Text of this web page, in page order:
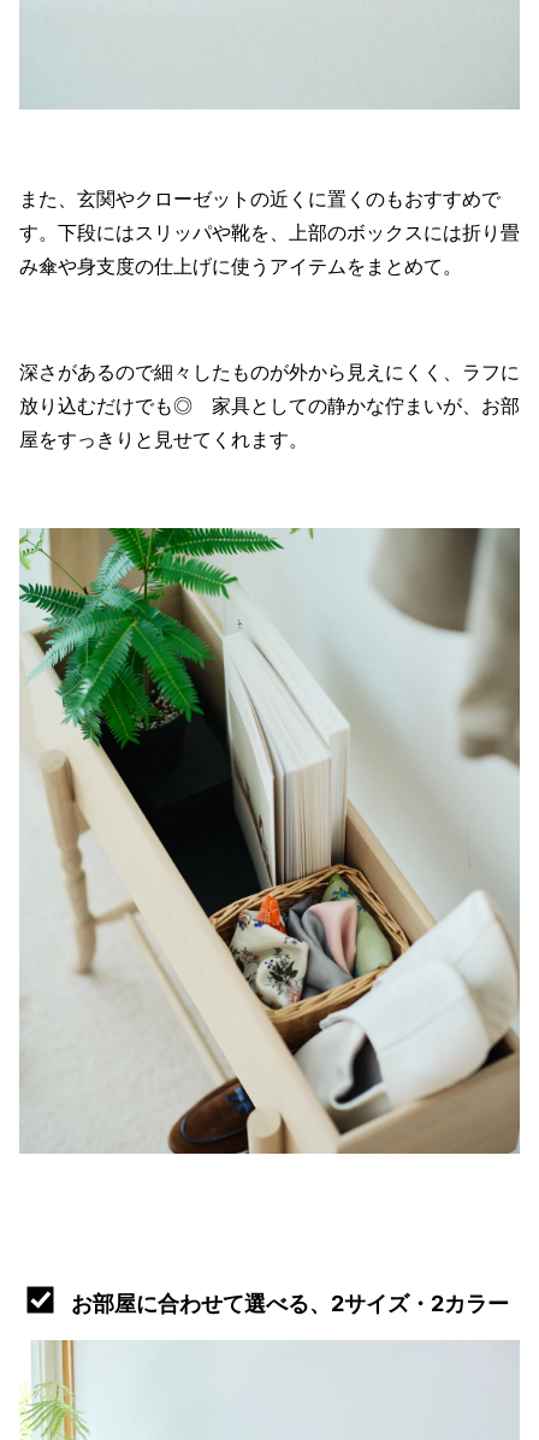
また、玄関やクローゼットの近くに置くのもおすすめで
す。下段にはスリッパや靴を、上部のボックスには折り畳
み傘や身支度の仕上げに使うアイテムをまとめて。
深さがあるので細々したものが外から見えにくく、ラフに
放り込むだけでも◎ 家具としての静かな佇まいが、お部
屋をすっきりと見せてくれます。
お部屋に合わせて選べる、2サイズ・2カラー